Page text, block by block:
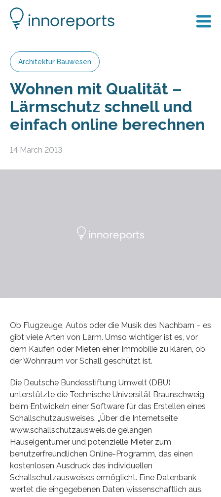
Architektur Bauwesen
Wohnen mit Qualität –
Lärmschutz schnell und
einfach online berechnen
14 March 2013
Ob Flugzeuge, Autos oder die Musik des Nachbarn – es
gibt viele Arten von Lärm. Umso wichtiger ist es, vor
dem Kaufen oder Mieten einer Immobilie zu klären, ob
der Wohnraum vor Schall geschützt ist.
Die Deutsche Bundesstiftung Umwelt (DBU)
unterstützte die Technische Universität Braunschweig
beim Entwickeln einer Software für das Erstellen eines
Schallschutzausweises. „Über die Internetseite
www.schallschutzausweis.de gelangen
Hauseigentümer und potenzielle Mieter zum
benutzerfreundlichen Online-Programm, das einen
kostenlosen Ausdruck des individuellen
Schallschutzausweises ermöglicht. Eine Datenbank
wertet die eingegebenen Daten wissenschaftlich aus.